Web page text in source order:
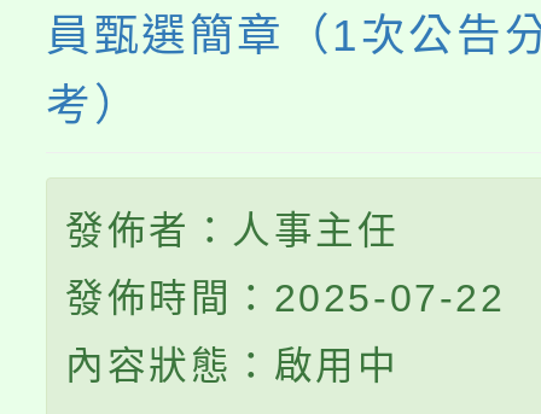
員甄選簡章（1次公告
考）
發佈者：人事主任
發佈時間：2025-07-22
內容狀態：啟用中